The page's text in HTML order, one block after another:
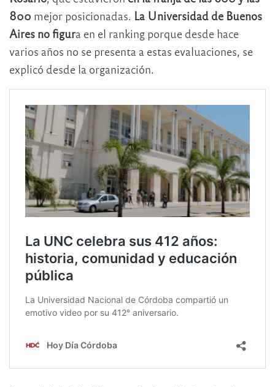
800 mejor posicionadas. La Universidad de Buenos
Aires no figura en el ranking porque desde hace
varios años no se presenta a estas evaluaciones, se
explicó desde la organización.